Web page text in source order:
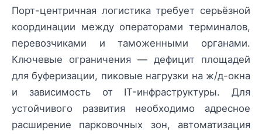
Порт-центричная логистика требует серьёзной
координации между операторами терминалов,
перевозчиками и таможенными органами.
Ключевые ограничения — дефицит площадей
для буферизации, пиковые нагрузки на ж/д-окна
и зависимость от IT-инфраструктуры. Для
устойчивого развития необходимо адресное
расширение парковочных зон, автоматизация